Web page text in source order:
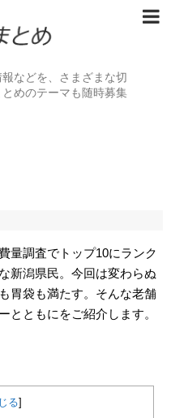
などを、さまざまな切
めのテーマも随時募集
量調査でトップ10にランク
新潟県民。今回は変わらぬ
胃袋も満たす。そんな老舗
とともにをご紹介します。
る]